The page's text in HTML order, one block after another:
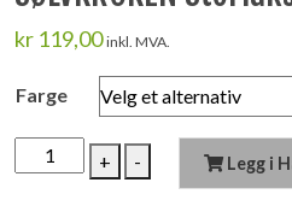
kr 119,00 inkl. MVA.
Farge
+
SØLVKROKEN
Storlaksen
- Legg i